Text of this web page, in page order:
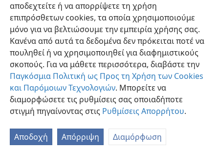
αποδεχτείτε ή να απορρίψετε τη χρήση
επιπρόσθετων cookies, τα οποία χρησιμοποιούμε
μόνο για να βελτιώσουμε την εμπειρία χρήσης σας.
Κανένα από αυτά τα δεδομένα δεν πρόκειται ποτέ να
πουληθεί ή να χρησιμοποιηθεί για διαφημιστικούς
σκοπούς. Για να μάθετε περισσότερα, διαβάστε την
Παγκόσμια Πολιτική ως Προς τη Χρήση των Cookies
και Παρόμοιων Τεχνολογιών. Μπορείτε να
διαμορφώσετε τις ρυθμίσεις σας οποιαδήποτε
στιγμή πηγαίνοντας στις Ρυθμίσεις Απορρήτου.
Αποδοχή Απόρριψη Διαμόρφωση
Ελληνική Προτιμήσεις
Copyright© 2026 Watch Tower Bible and Tract Society of Pennsylvania
Όροι Χρήσης Πολιτική Απορρήτου
Ρυθμίσεις Απορρήτου
JW.ORG
Σύνδεση